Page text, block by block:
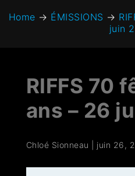
Home → ÉMISSIONS →
juin
RIFFS 70
ans – 26
Chloé Sionneau juin 26,